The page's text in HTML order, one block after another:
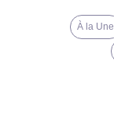
À la Une